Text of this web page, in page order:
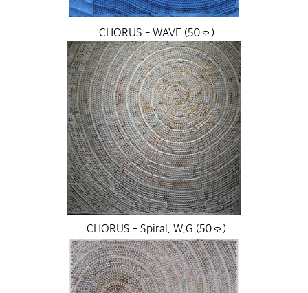
CHORUS - WAVE (50호)
CHORUS - Spiral. W.G (50호)